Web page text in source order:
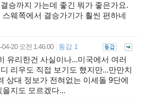
승까지 가는데 좋긴 뭐가 좋은가요.
웨쪽에서 결승가기가 훨씬 편하네
04-20 오전 1:46:00 동감 1
유리한건 사실이나...미국에서 여러
리우도 직접 보기도 했지만...만만치
상대 정보가 전혀없는 이세돌 9단에
지도 모르겠다...